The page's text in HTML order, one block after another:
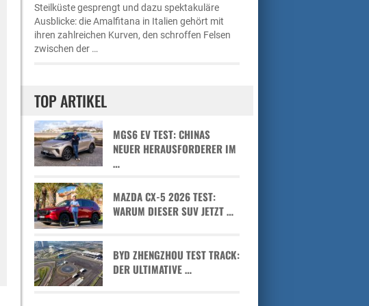
Steilküste gesprengt und dazu spektakuläre
Ausblicke: die Amalfitana in Italien gehört mit
ihren zahlreichen Kurven, den schroffen Felsen
zwischen der …
TOP ARTIKEL
MGS6 EV TEST: CHINAS
NEUER HERAUSFORDERER IM
…
MAZDA CX-5 2026 TEST:
WARUM DIESER SUV JETZT …
BYD ZHENGZHOU TEST TRACK:
DER ULTIMATIVE …